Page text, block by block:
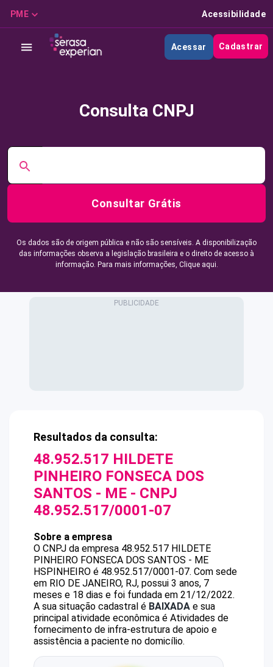
PME Acessibilidade
Acessar Cadastrar
Consulta CNPJ
Consultar Grátis
Os dados são de origem pública e não são sensíveis. A disponibilização
das informações observa a legislação brasileira e o direito de acesso à
informação. Para mais informações, Clique aqui.
Resultados da consulta:
48.952.517 HILDETE
PINHEIRO FONSECA DOS
SANTOS - ME - CNPJ
48.952.517/0001-07
Sobre a empresa
O CNPJ da empresa 48.952.517 HILDETE
PINHEIRO FONSECA DOS SANTOS - ME
HSPINHEIRO é 48.952.517/0001-07. Com sede
em RIO DE JANEIRO, RJ, possui 3 anos, 7
meses e 18 dias e foi fundada em 21/12/2022.
A sua situação cadastral é BAIXADA e sua
principal atividade econômica é Atividades de
fornecimento de infra-estrutura de apoio e
assistência a paciente no domicílio.